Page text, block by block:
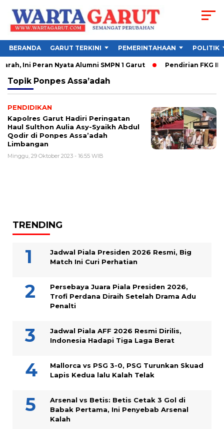
BERANDA GARUT TERKINI PEMERINTAHAAN POLITIK
Ini Peran Nyata Alumni SMPN 1 Garut Pendirian FKG
Topik Ponpes Assa’adah
PENDIDIKAN
Kapolres Garut Hadiri Peringatan
Haul Sulthon Aulia Asy-Syaikh Abdul
Qodir di Ponpes Assa’adah
Limbangan
Minggu, 29 Oktober 2023 - 16:55 WIB
TRENDING
Jadwal Piala Presiden 2026 Resmi, Big
Match Ini Curi Perhatian
Persebaya Juara Piala Presiden 2026,
Trofi Perdana Diraih Setelah Drama Adu
Penalti
Jadwal Piala AFF 2026 Resmi Dirilis,
Indonesia Hadapi Tiga Laga Berat
Mallorca vs PSG 3-0, PSG Turunkan Skuad
Lapis Kedua lalu Kalah Telak
Arsenal vs Betis: Betis Cetak 3 Gol di
Babak Pertama, Ini Penyebab Arsenal
Kalah